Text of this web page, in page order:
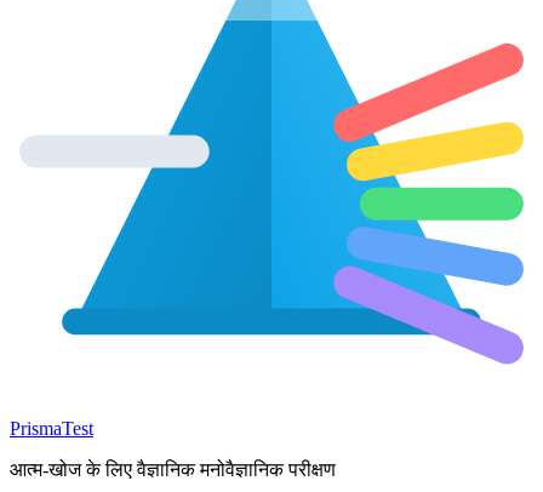
PrismaTest
आत्म-खोज के लिए वैज्ञानिक मनोवैज्ञानिक परीक्षण